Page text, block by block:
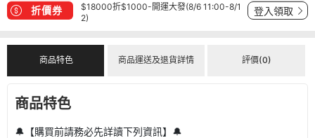
折價券
$18000折$1000-開運大發(8/6 11:00-8/1
2)
登入領取
商品特色 商品運送及退貨詳情 評價(0)
商品特色
🔔【購買前請務必先詳讀下列資訊】 🔔